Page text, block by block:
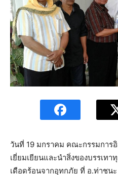
วันที่ 19 มกราคม คณะกรรมการ
เยี่ยมเยียนและนำสิ่งของบรรเท
เดือดร้อนจากอุทกภัย ที่ อ.ท่าชน